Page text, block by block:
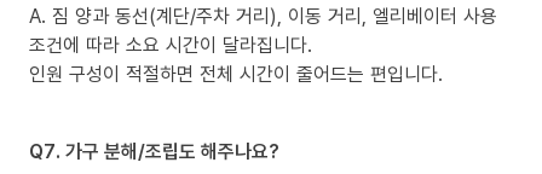
A. 짐 양과 동선(계단/주차 거리), 이동 거리, 엘리베이터 사용
조건에 따라 소요 시간이 달라집니다.
인원 구성이 적절하면 전체 시간이 줄어드는 편입니다.
Q7. 가구 분해/조립도 해주나요?